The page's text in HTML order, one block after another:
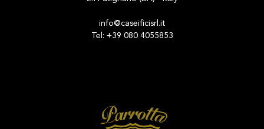
info@caseificisrl.it
Tel: +39 080 4055853